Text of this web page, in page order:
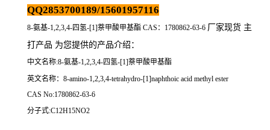
QQ2853700189/15601957116
8-氨基-1,2,3,4-四氢-[1]萘甲酸甲基酯 CAS：1780862-63-6 厂家现货 主
打产品 为您提供的产品介绍 ：
中文名称:8-氨基-1,2,3,4-四氢-[1]萘甲酸甲基酯
英文名称：8-amino-1,2,3,4-tetrahydro-[1]naphthoic acid methyl ester
CAS No:1780862-63-6
分子式:C12H15NO2